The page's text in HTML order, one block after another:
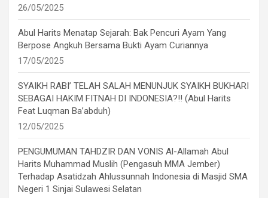
26/05/2025
Abul Harits Menatap Sejarah: Bak Pencuri Ayam Yang
Berpose Angkuh Bersama Bukti Ayam Curiannya
17/05/2025
SYAIKH RABI’ TELAH SALAH MENUNJUK SYAIKH BUKHARI
SEBAGAI HAKIM FITNAH DI INDONESIA?!! (Abul Harits
Feat Luqman Ba’abduh)
12/05/2025
PENGUMUMAN TAHDZIR DAN VONIS Al-Allamah Abul
Harits Muhammad Muslih (Pengasuh MMA Jember)
Terhadap Asatidzah Ahlussunnah Indonesia di Masjid SMA
Negeri 1 Sinjai Sulawesi Selatan